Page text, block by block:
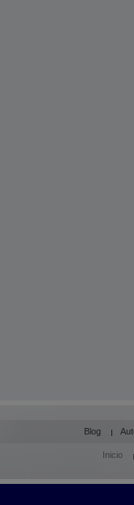
Blog
Inicio